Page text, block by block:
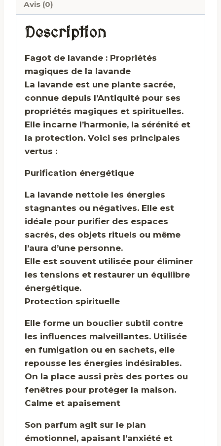
Avis (0)
Description
Fagot de lavande : Propriétés
magiques de la lavande
La lavande est une plante sacrée,
connue depuis l’Antiquité pour ses
propriétés magiques et spirituelles.
Elle incarne l’harmonie, la sérénité et
la protection. Voici ses principales
vertus :
Purification énergétique
La lavande nettoie les énergies
stagnantes ou négatives. Elle est
idéale pour purifier des espaces
sacrés, des objets rituels ou même
l’aura d’une personne.
Elle est souvent utilisée pour éliminer
les tensions et restaurer un équilibre
énergétique.
Protection spirituelle
Elle forme un bouclier subtil contre
les influences malveillantes. Utilisée
en fumigation ou en sachets, elle
repousse les énergies indésirables.
On la place aussi près des portes ou
fenêtres pour protéger la maison.
Calme et apaisement
Son parfum agit sur le plan
émotionnel, apaisant l’anxiété et